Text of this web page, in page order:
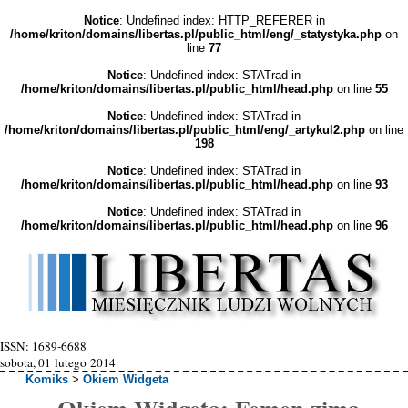
Notice: Undefined index: HTTP_REFERER in
/home/kriton/domains/libertas.pl/public_html/eng/_statystyka.php on
line 77
Notice: Undefined index: STATrad in
/home/kriton/domains/libertas.pl/public_html/head.phpon line 55
Notice: Undefined index: STATrad in
/home/kriton/domains/libertas.pl/public_html/eng/_artykul2.php on line
198
Notice: Undefined index: STATrad in
/home/kriton/domains/libertas.pl/public_html/head.phpon line 93
Notice: Undefined index: STATrad in
/home/kriton/domains/libertas.pl/public_html/head.phpon line 96
ISSN: 1689-6688
sobota, 01 lutego 2014
Komiks >Okiem Widgeta